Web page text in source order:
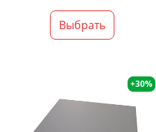
Выбрать
+30%